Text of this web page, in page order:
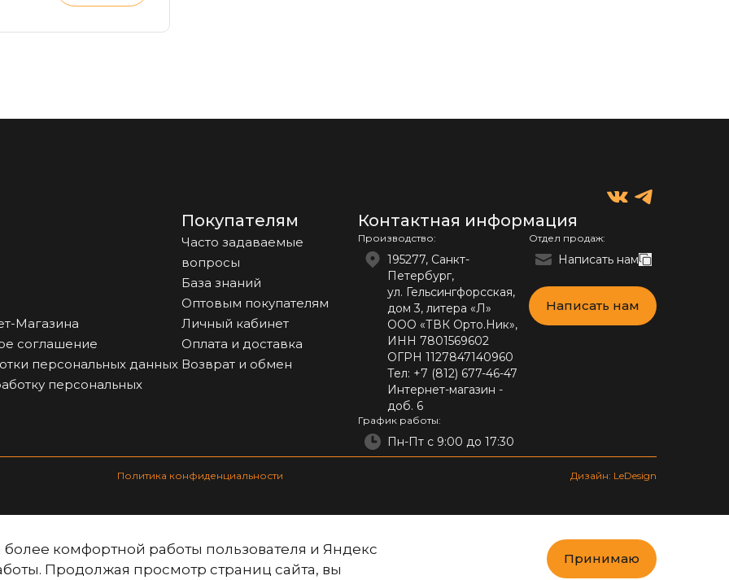
Магазина
соглашение
персональных данных
персональных
Покупателям
Часто задаваемые
вопросы
База знаний
Оптовым покупателям
Личный кабинет
Оплата и доставка
Возврат и обмен
Контактная информация
Производство:
195277, Санкт-
Петербург,
ул. Гельсингфорсская,
дом 3, литера «Л»
ООО «ТВК Орто.Ник»,
ИНН 7801569602
ОГРН 1127847140960
Тел: +7 (812) 677-46-47
Интернет-магазин -
доб. 6
График работы:
Пн-Пт с 9:00 до 17:30
Отдел продаж:
Написать нам
Написать нам
Политика конфиденциальности Дизайн: LeDesign
более комфортной работы пользователя и Яндекс
Продолжая просмотр страниц сайта, вы
Принимаю